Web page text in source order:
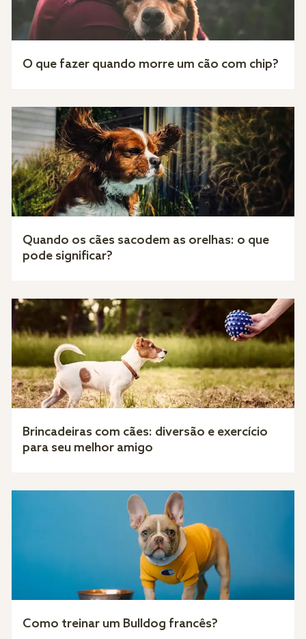
O que fazer quando morre um cão com chip?
Quando os cães sacodem as orelhas: o que
pode significar?
Brincadeiras com cães: diversão e exercício
para seu melhor amigo
Como treinar um Bulldog francês?